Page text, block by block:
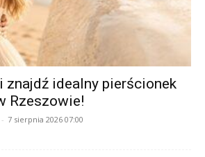
znajdź idealny pierścionek
Rzeszowie!
- 7 sierpnia 2026 07:00